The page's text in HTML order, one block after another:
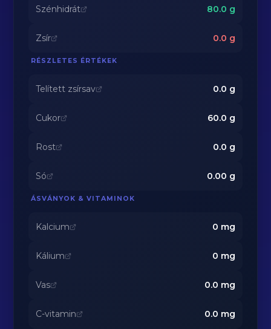
Szénhidrát 80.0 g
Zsír 0.0 g
RÉSZLETES ÉRTÉKEK
Telített zsírsav 0.0 g
Cukor 60.0 g
Rost 0.0 g
Só 0.00 g
ÁSVÁNYOK & VITAMINOK
Kalcium 0 mg
Kálium 0 mg
Vas 0.0 mg
C-vitamin 0.0 mg